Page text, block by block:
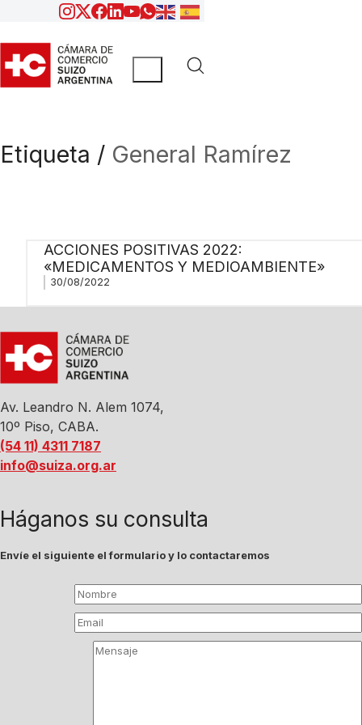
Etiqueta / General Ramírez
ACCIONES POSITIVAS 2022:
«MEDICAMENTOS Y MEDIOAMBIENTE»
30/08/2022
Av. Leandro N. Alem 1074,
10º Piso, CABA.
(54 11) 4311 7187
info@suiza.org.ar
Háganos su consulta
Envíe el siguiente el formulario y lo contactaremos